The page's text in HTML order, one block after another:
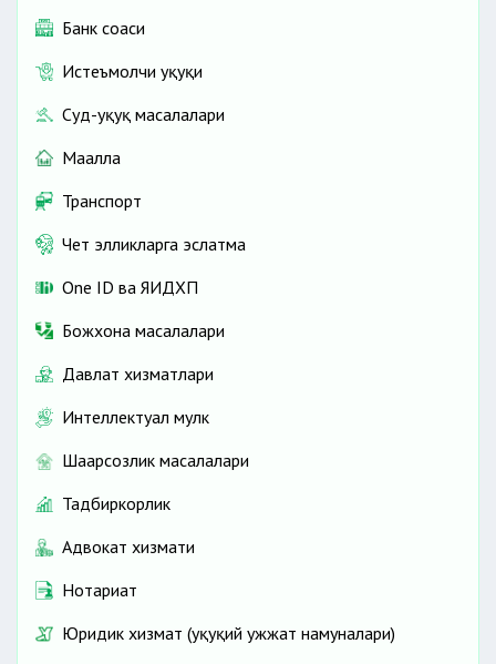
Банк соҳаси
Истеъмолчи ҳуқуқи
Суд-ҳуқуқ масалалари
Маҳалла
Транспорт
Чет элликларга эслатма
One ID ва ЯИДХП
Божхона масалалари
Давлат хизматлари
Интеллектуал мулк
Шаҳарсозлик масалалари
Тадбиркорлик
Адвокат хизмати
Нотариат
Юридик хизмат (ҳуқуқий ҳужжат намуналари)